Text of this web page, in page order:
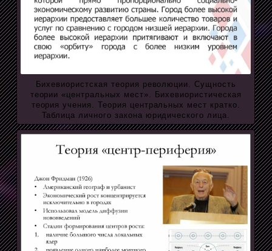
Бихевиористская теория революции. Сущность
теории «центральных мест». Бихевиористическая
теория учения. Теория центральных мест кратко.
Таблица личного закона юридического лица.